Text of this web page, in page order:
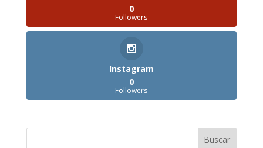
0
Followers
Instagram
0
Followers